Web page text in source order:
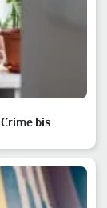
bis